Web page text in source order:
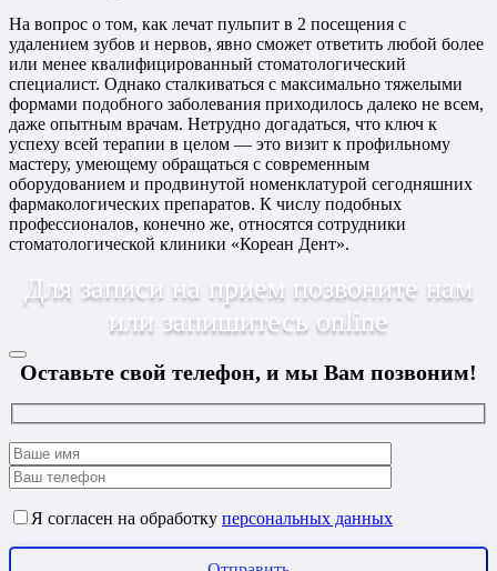
На вопрос о том, как лечат пульпит в 2 посещения с
удалением зубов и нервов, явно сможет ответить любой более
или менее квалифицированный стоматологический
специалист. Однако сталкиваться с максимально тяжелыми
формами подобного заболевания приходилось далеко не всем,
даже опытным врачам. Нетрудно догадаться, что ключ к
успеху всей терапии в целом — это визит к профильному
мастеру, умеющему обращаться с современным
оборудованием и продвинутой номенклатурой сегодняшних
фармакологических препаратов. К числу подобных
профессионалов, конечно же, относятся сотрудники
стоматологической клиники «Кореан Дент».
Для записи на прием позвоните нам
или запишитесь online
Оставьте свой телефон, и мы Вам позвоним!
Я согласен на обработку персональных данных